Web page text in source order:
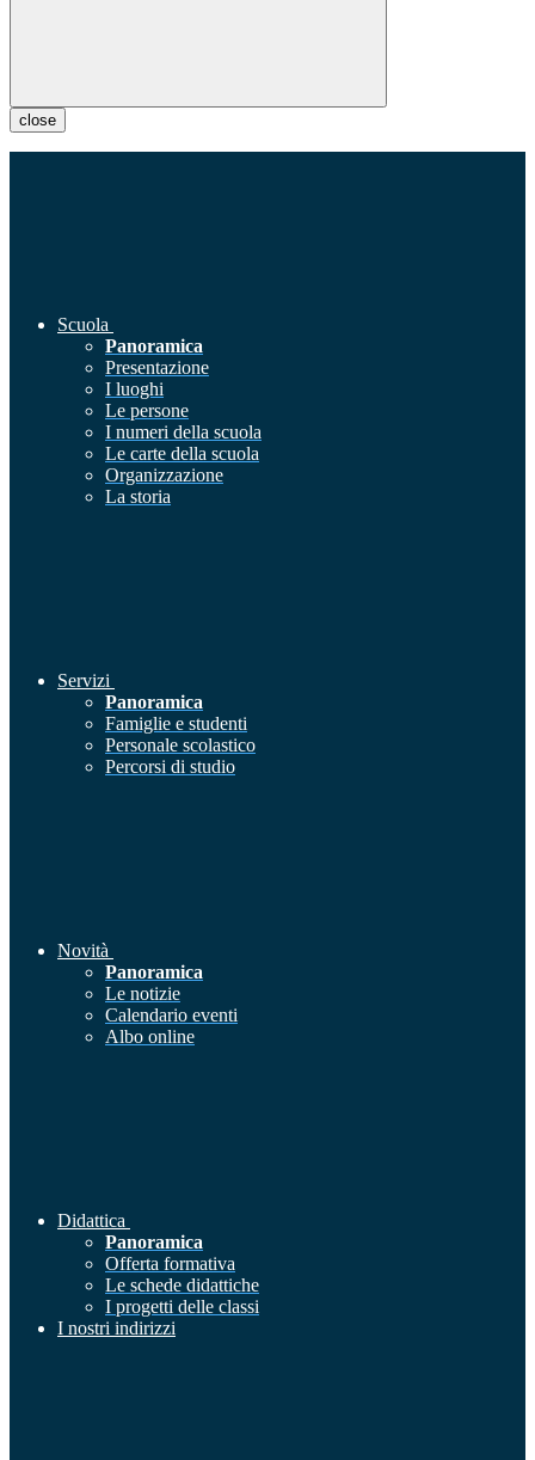
close
Scuola
Panoramica
Presentazione
I luoghi
Le persone
I numeri della scuola
Le carte della scuola
Organizzazione
La storia
Servizi
Panoramica
Famiglie e studenti
Personale scolastico
Percorsi di studio
Novità
Panoramica
Le notizie
Calendario eventi
Albo online
Didattica
Panoramica
Offerta formativa
Le schede didattiche
I progetti delle classi
I nostri indirizzi